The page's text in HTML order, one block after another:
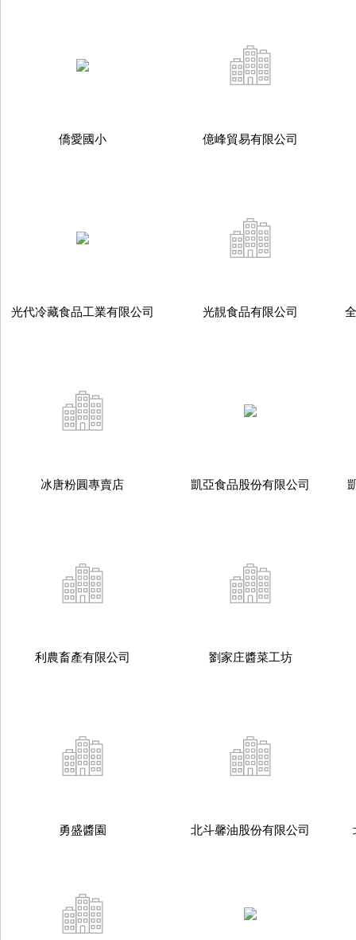
僑愛國小 億峰貿易有限公司
光代冷藏食品工業有限公司 光靚食品有限公司
冰唐粉圓專賣店 凱亞食品股份有限公司
利農畜產有限公司 劉家庄醬菜工坊
勇盛醬園 北斗馨油股份有限公司